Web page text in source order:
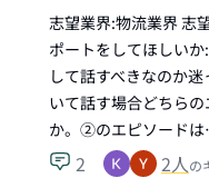
志望業界:物流業界 志
ポートをしてほしい
して話すべきなのか
いて話す場合どちら
か。②のエピソード
2 2人の